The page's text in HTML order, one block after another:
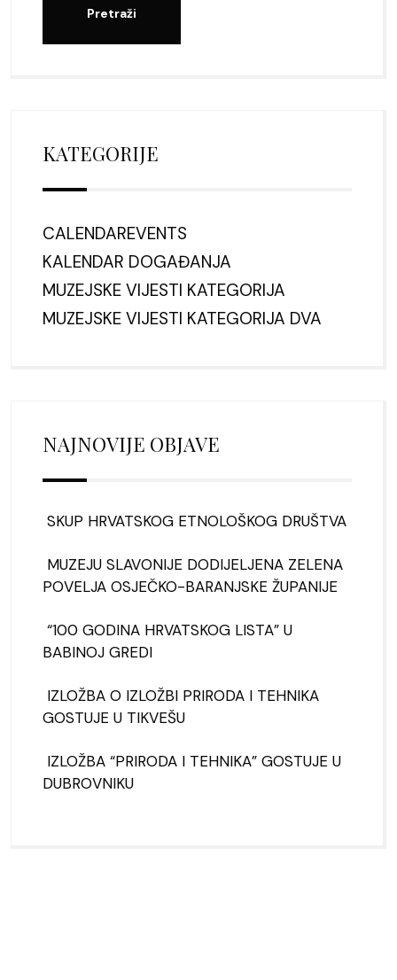
KATEGORIJE
CALENDAREVENTS
KALENDAR DOGAĐANJA
MUZEJSKE VIJESTI KATEGORIJA
MUZEJSKE VIJESTI KATEGORIJA DVA
NAJNOVIJE OBJAVE
SKUP HRVATSKOG ETNOLOŠKOG DRUŠTVA
MUZEJU SLAVONIJE DODIJELJENA ZELENA
POVELJA OSJEČKO-BARANJSKE ŽUPANIJE
“100 GODINA HRVATSKOG LISTA” U
BABINOJ GREDI
IZLOŽBA O IZLOŽBI PRIRODA I TEHNIKA
GOSTUJE U TIKVEŠU
IZLOŽBA “PRIRODA I TEHNIKA” GOSTUJE U
DUBROVNIKU